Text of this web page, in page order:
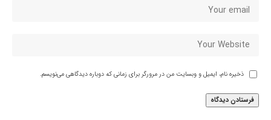
ذخیره نام، ایمیل و وبسایت من در مرورگر برای زمانی که دوباره دیدگاهی می‌نویسم.